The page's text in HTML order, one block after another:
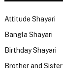
Attitude Shayari
Bangla Shayari
Birthday Shayari
Brother and Sister